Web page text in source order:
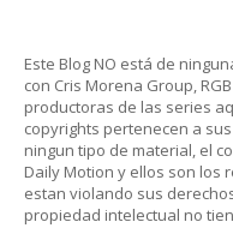
Este Blog NO está de
con Cris Morena Group,
productoras de las series
copyrights pertenecen a
ningun tipo de material, el
Daily Motion y ellos son los
estan violando sus
propiedad intelectual no